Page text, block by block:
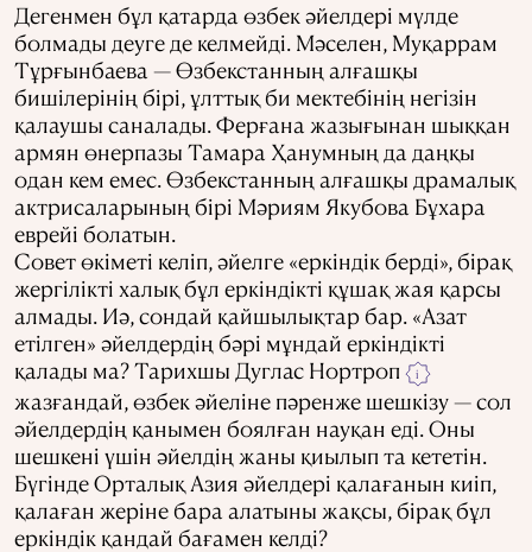
Дегенмен бұл қатарда өзбек әйелдері мүлде
болмады деуге де келмейді. Мәселен, Муқаррам
Тұрғынбаева — Өзбекстанның алғашқы
бишілерінің бірі, ұлттық би мектебінің негізін
қалаушы саналады. Ферғана жазығынан шыққан
армян өнерпазы Тамара Ҳанумның да даңқы
одан кем емес. Өзбекстанның алғашқы драмалық
актрисаларының бірі Мәриям Якубова Бұхара
еврейі болатын.
Совет өкіметі келіп, әйелге «еркіндік берді», бірақ
жергілікті халық бұл еркіндікті құшақ жая қарсы
алмады. Иә, сондай қайшылықтар бар. «Азат
етілген» әйелдердің бәрі мұндай еркіндікті
қалады ма? Тарихшы Дуглас Нортроп
i
жазғандай, өзбек әйеліне пәренже шешкізу — сол
әйелдердің қанымен боялған науқан еді. Оны
шешкені үшін әйелдің жаны қиылып та кететін.
Бүгінде Орталық Азия әйелдері қалағанын киіп,
қалаған жеріне бара алатыны жақсы, бірақ бұл
еркіндік қандай бағамен келді?